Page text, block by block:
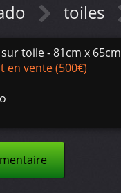
toiles
toile - 81cm x 65cm
en vente (500€)